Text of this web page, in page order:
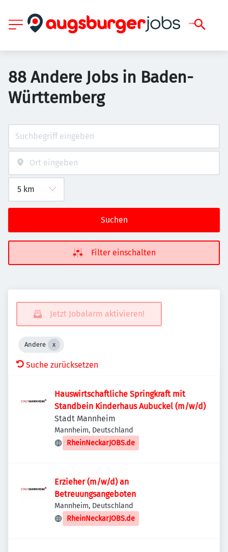
88 Andere Jobs in Baden-
Württemberg
Suchen
Filter einschalten
Jetzt Jobalarm aktivieren!
Andere
Suche zurücksetzen
Hauswirtschaftliche Springkraft mit
Standbein Kinderhaus Aubuckel (m/w/d)
Stadt Mannheim
Mannheim, Deutschland
RheinNeckarJOBS.de
Erzieher (m/w/d) an
Betreuungsangeboten
Mannheim, Deutschland
RheinNeckarJOBS.de